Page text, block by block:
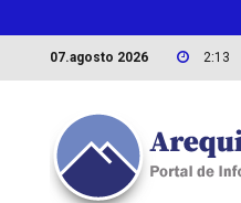
07.agosto 2026 2:13